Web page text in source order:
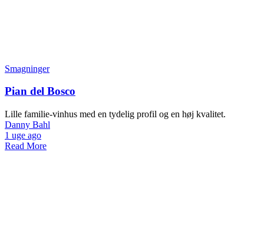
Smagninger
Pian del Bosco
Lille familie-vinhus med en tydelig profil og en høj kvalitet.
Danny Bahl
1 uge ago
Read More